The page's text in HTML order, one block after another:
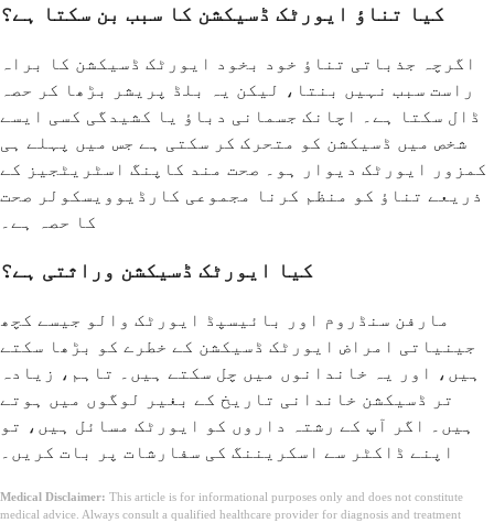
کیا تناؤ ایورٹک ڈسیکشن کا سبب بن سکتا ہے؟
اگرچہ جذباتی تناؤ خود بخود ایورٹک ڈسیکشن کا براہ
راست سبب نہیں بنتا، لیکن یہ بلڈ پریشر بڑھا کر حصہ
ڈال سکتا ہے۔ اچانک جسمانی دباؤ یا کشیدگی کسی ایسے
شخص میں ڈسیکشن کو متحرک کر سکتی ہے جس میں پہلے ہی
کمزور ایورٹک دیوار ہو۔ صحت مند کاپنگ اسٹریٹجیز کے
ذریعے تناؤ کو منظم کرنا مجموعی کارڈیوویسکولر صحت
کا حصہ ہے۔
کیا ایورٹک ڈسیکشن وراثتی ہے؟
مارفن سنڈروم اور بائیسپڈ ایورٹک والو جیسے کچھ
جینیاتی امراض ایورٹک ڈسیکشن کے خطرے کو بڑھا سکتے
ہیں، اور یہ خاندانوں میں چل سکتے ہیں۔ تاہم، زیادہ
تر ڈسیکشن خاندانی تاریخ کے بغیر لوگوں میں ہوتے
ہیں۔ اگر آپ کے رشتہ داروں کو ایورٹک مسائل ہیں، تو
اپنے ڈاکٹر سے اسکریننگ کی سفارشات پر بات کریں۔
Medical Disclaimer: This article is for informational purposes only and does not constitute
medical advice. Always consult a qualified healthcare provider for diagnosis and treatment